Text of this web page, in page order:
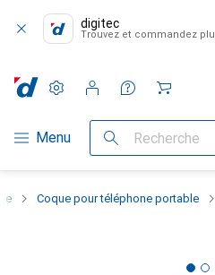
digitec
Trouvez et commandez
Navigation par catégorie
Menu Recherche
Paramètres
Compte client
Listes de comparaison
Listes d'envies
Panier
Coque pour téléphone portable